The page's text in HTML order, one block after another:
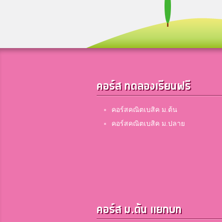
คอร์ส ทดลองเรียนฟรี
คอร์สคณิตเบสิค ม.ต้น
คอร์สคณิตเบสิค ม.ปลาย
คอร์ส ม.ต้น แยกบท